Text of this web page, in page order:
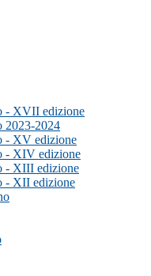
- XVII edizione
2023-2024
- XV edizione
- XIV edizione
- XIII edizione
- XII edizione